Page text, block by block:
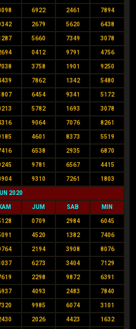
6922 2461 7894
2679 5620 6438
5660 7349 3078
0412 9791 4756
3758 1901 9250
7862 1342 5480
6454 9341 5172
5782 1693 3078
9064 7076 8261
4601 8373 5519
6538 2935 6870
9781 6567 4415
9310 7261 1803
2020
KAM JUM SAB MIN
0709 2984 6045
4520 1382 7406
2194 3908 8076
6273 3404 7129
2298 9872 6391
4093 2483 7840
9985 6074 3101
2026 4423 1632